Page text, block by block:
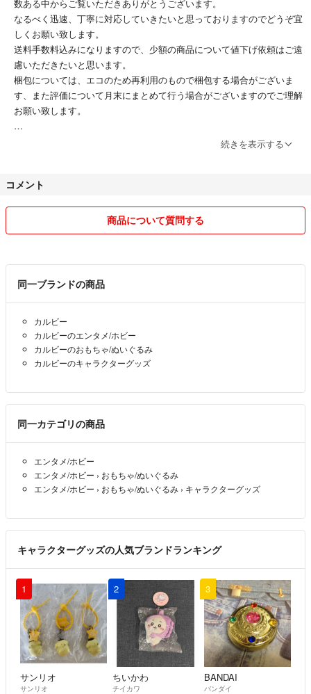
数ある中からご覧いただきありがとうございます。
なるべく迅速、丁寧に対応していきたいと思っておりますのでどうぞ宜
しくお願い致します。
送料手数料込みになりますので、少額の商品について値下げ依頼はご遠
慮いただきたいと思います。
梱包については、エコのため再利用のもので梱包する場合がございま
す、また評価について月末にまとめて行う場合がございますのでご理解
お願い致します。
ふつう評価ですが、ご挨拶コメントさせていただいた上で購入し、到着
が間違っていました。
続きを表示する
コメント
商品について質問する
同一ブランドの商品
カルビー
カルビーのエンタメ/ホビー
カルビーのおもちゃ/ぬいぐるみ
カルビーのキャラクターグッズ
同一カテゴリの商品
エンタメ/ホビー
エンタメ/ホビー › おもちゃ/ぬいぐるみ
エンタメ/ホビー › おもちゃ/ぬいぐるみ › キャラクターグッズ
キャラクターグッズの人気ブランドランキング
1
サンリオ
サンリオ
2
ちいかわ
チイカワ
3
BANDAI
バンダイ